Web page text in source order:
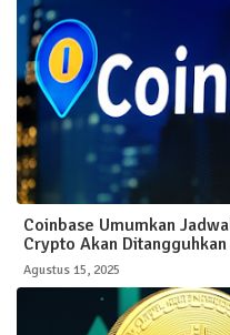
Coinbase Umumkan
Crypto Akan
Agustus 15, 2025